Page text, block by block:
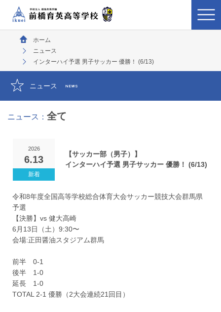
ホーム
ニュース
インターハイ予選 男子サッカー 優勝！ (6/13)
ニュース NEWS
ニュース： 全て
2026
6.13
【サッカー部（男子）】
インターハイ予選 男子サッカー 優勝！ (6/13)
令和8年度全国高等学校総合体育大会サッカー競技大会群馬県
予選
【決勝】vs 健大高崎
6月13日（土）9:30〜
会場:正田醤油スタジアム群馬
前半 0-1
後半 1-0
延長 1-0
TOTAL 2-1 優勝（2大会連続21回目）